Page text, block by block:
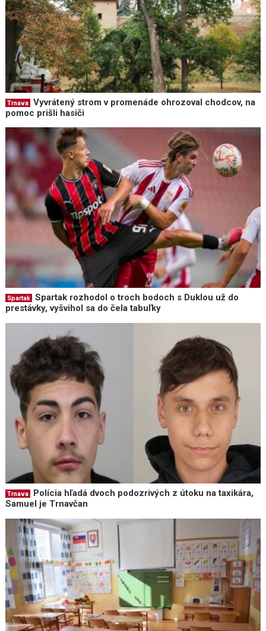
Trnava
Vyvrátený strom v promenáde ohrozoval chodcov, na
pomoc prišli hasiči
Spartak
Spartak rozhodol o troch bodoch s Duklou už do
prestávky, vyšvihol sa do čela tabuľky
Trnava
Polícia hľadá dvoch podozrivých z útoku na taxikára,
Samuel je Trnavčan